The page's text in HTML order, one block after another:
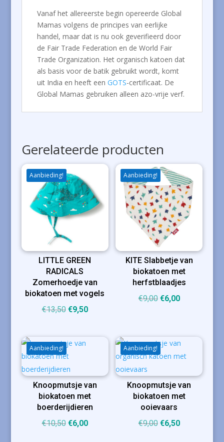
Vanaf het allereerste begin opereerde Global
Mamas volgens de principes van eerlijke
handel, maar dat is nu ook geverifieerd door
de Fair Trade Federation en de World Fair
Trade Organization. Het organisch katoen dat
als basis voor de batik gebruikt wordt, komt
uit India en heeft een GOTS-certificaat. De
Global Mamas gebruiken alleen azo-vrije verf.
Gerelateerde producten
Aanbieding!
LITTLE GREEN
RADICALS
Zomerhoedje van
biokatoen met vogels
€13,50 Oorspronkelijke
€13,50.
€9,50Huidige
Aanbieding!
KITE Slabbetje van
biokatoen met
herfstblaadjes
€9,00 Oorspronkelijke
€6,00Huidige
Aanbieding!
Knoopmutsje van
biokatoen met
boerderijdieren
€10,50 Oorspronkelijke
€6,00Huidige
Aanbieding!
Knoopmutsje van
biokatoen met
ooievaars
€9,00 Oorspronkelijke
€6,50Huidige